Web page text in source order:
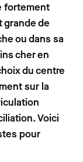
fortement
grande de
ou dans sa
cher en
du centre
sur la
Voici
pour